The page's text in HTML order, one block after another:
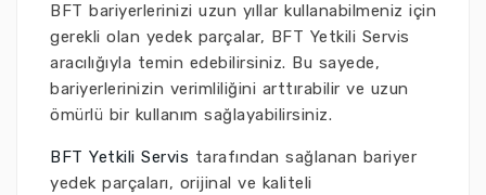
BFT bariyerlerinizi uzun yıllar kullanabilmeniz için
gerekli olan yedek parçalar, BFT Yetkili Servis
aracılığıyla temin edebilirsiniz. Bu sayede,
bariyerlerinizin verimliliğini arttırabilir ve uzun
ömürlü bir kullanım sağlayabilirsiniz.
BFT Yetkili Servis tarafından sağlanan bariyer
yedek parçaları, orijinal ve kaliteli